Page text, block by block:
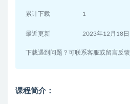
累计下载 1
最近更新 2023年12月18日
下载遇到问题？可联系客服或留言反馈
课程简介：